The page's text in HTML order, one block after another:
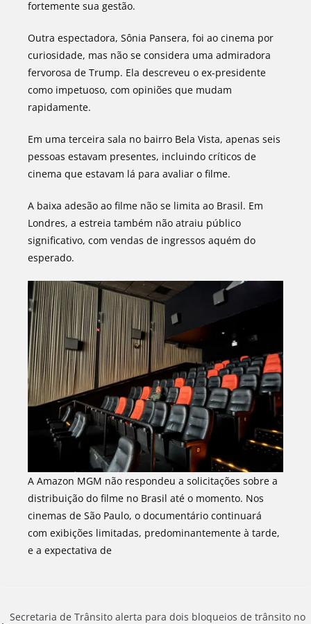
fortemente sua gestão.
Outra espectadora, Sônia Pansera, foi ao cinema por
curiosidade, mas não se considera uma admiradora
fervorosa de Trump. Ela descreveu o ex-presidente
como impetuoso, com opiniões que mudam
rapidamente.
Em uma terceira sala no bairro Bela Vista, apenas seis
pessoas estavam presentes, incluindo críticos de
cinema que estavam lá para avaliar o filme.
A baixa adesão ao filme não se limita ao Brasil. Em
Londres, a estreia também não atraiu público
significativo, com vendas de ingressos aquém do
esperado.
A Amazon MGM não respondeu a solicitações sobre a
distribuição do filme no Brasil até o momento. Nos
cinemas de São Paulo, o documentário continuará
com exibições limitadas, predominantemente à tarde,
e a expectativa de
Secretaria de Trânsito alerta para dois bloqueios de trânsito no